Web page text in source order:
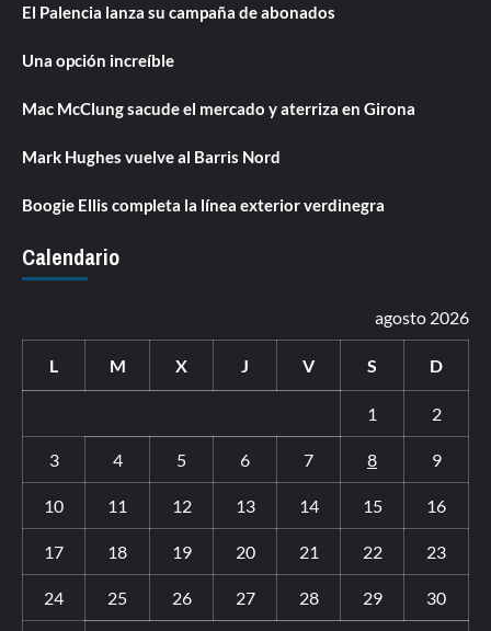
El Palencia lanza su campaña de abonados
Una opción increíble
Mac McClung sacude el mercado y aterriza en Girona
Mark Hughes vuelve al Barris Nord
Boogie Ellis completa la línea exterior verdinegra
Calendario
agosto 2026
L M X J V S D
1 2
3 4 5 6 7 8 9
10 11 12 13 14 15 16
17 18 19 20 21 22 23
24 25 26 27 28 29 30